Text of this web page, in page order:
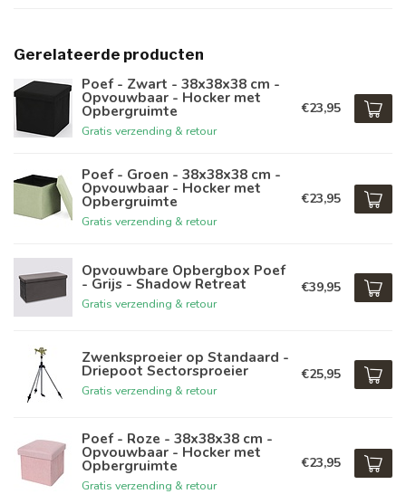
Gerelateerde producten
Poef - Zwart - 38x38x38 cm -
Opvouwbaar - Hocker met
Opbergruimte
Gratis verzending & retour
€23,95
Poef - Groen - 38x38x38 cm -
Opvouwbaar - Hocker met
Opbergruimte
Gratis verzending & retour
€23,95
Opvouwbare Opbergbox Poef
- Grijs - Shadow Retreat
Gratis verzending & retour
€39,95
Zwenksproeier op Standaard -
Driepoot Sectorsproeier
Gratis verzending & retour
€25,95
Poef - Roze - 38x38x38 cm -
Opvouwbaar - Hocker met
Opbergruimte
Gratis verzending & retour
€23,95